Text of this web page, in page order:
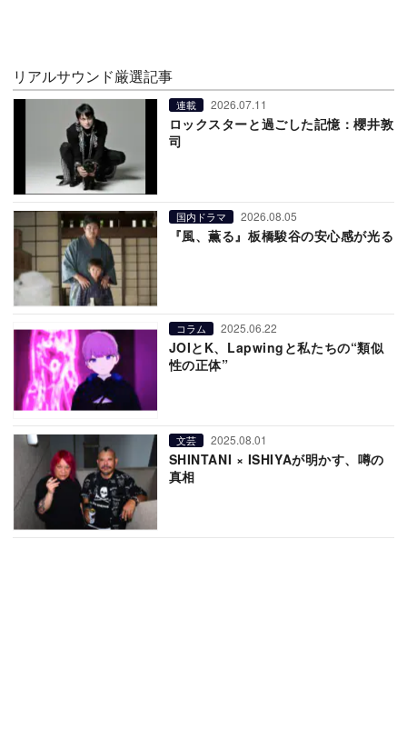
リアルサウンド厳選記事
連載 2026.07.11
ロックスターと過ごした記憶：櫻井敦
司
国内ドラマ 2026.08.05
『風、薫る』板橋駿谷の安心感が光る
コラム 2025.06.22
JOIとK、Lapwingと私たちの“類似
性の正体”
文芸 2025.08.01
SHINTANI × ISHIYAが明かす、噂の
真相